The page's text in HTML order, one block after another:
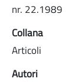
nr. 22.1989
Collana
Articoli
Autori